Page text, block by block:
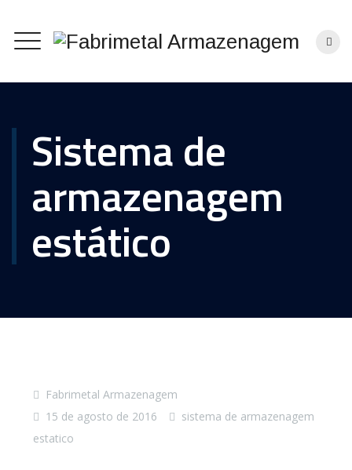
Sistema de
armazenagem
estático
Fabrimetal Armazenagem
15 de agosto de 2016
sistema de armazenagem
estatico